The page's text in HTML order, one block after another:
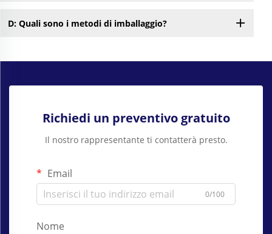
D: Quali sono i metodi di imballaggio?
Richiedi un preventivo gratuito
Il nostro rappresentante ti contatterà presto.
Email
0/100
Nome